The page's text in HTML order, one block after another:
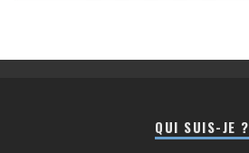
QUI SUIS-JE ?